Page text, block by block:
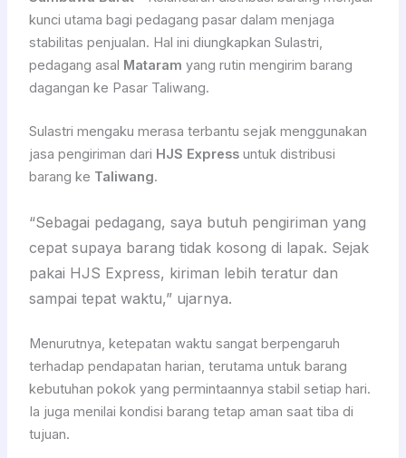
kunci utama bagi pedagang pasar dalam menjaga
stabilitas penjualan. Hal ini diungkapkan Sulastri,
pedagang asal Mataram yang rutin mengirim barang
dagangan ke Pasar Taliwang.
Sulastri mengaku merasa terbantu sejak menggunakan
jasa pengiriman dari HJS Expressuntuk distribusi
barang ke Taliwang.
“Sebagai pedagang, saya butuh pengiriman yang
cepat supaya barang tidak kosong di lapak. Sejak
pakai HJS Express, kiriman lebih teratur dan
sampai tepat waktu,” ujarnya.
Menurutnya, ketepatan waktu sangat berpengaruh
terhadap pendapatan harian, terutama untuk barang
kebutuhan pokok yang permintaannya stabil setiap hari.
Ia juga menilai kondisi barang tetap aman saat tiba di
tujuan.